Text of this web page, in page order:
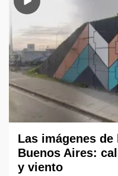
Las imágenes
Buenos Aires:
y viento